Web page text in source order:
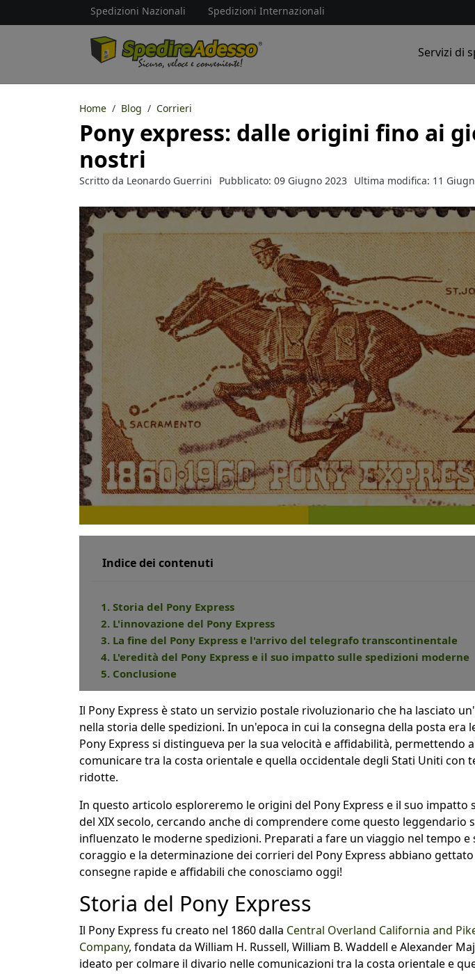
Spedizioni Nazionali Spedizioni Internazionali
Servizi di
Home Blog Corrieri
Pony express: dalle origini fino ai
nostri
Scritto da Leonardo Guerrini Pubblicato: 09 Giugno 2023 Ultima modifica: 11
Indice dei contenuti
1. Storia del Pony Express
2. L'innovazione del Pony Express
3. La fine del Pony Express e l'arrivo del telegrafo transcontinentale
4. L'eredità del Pony Express e il suo impatto sulle spedizioni moderne
5. Conclusione
Il Pony Express è stato un servizio postale rivoluzionario che ha lasciato
nella storia delle spedizioni. In un'epoca in cui la consegna della posta era
Pony Express si distingueva per la sua velocità e affidabilità, permettendo
comunicare tra la costa orientale e quella occidentale degli Stati Uniti con
ridotte.
In questo articolo esploreremo le origini del Pony Express e il suo impatto
del XIX secolo, cercando anche di comprendere come questo leggendario
influenzato le moderne spedizioni. Preparati a fare un viaggio nel tempo e
coraggio e la determinazione dei corrieri del Pony Express abbiano
consegne rapide e affidabili che conosciamo oggi!
Storia del Pony Express
Il Pony Express fu creato nel 1860 dalla Central Overland California and
Company, fondata da William H. Russell, William B. Waddell e Alexander
ideato per colmare il divario nelle comunicazioni tra la costa orientale e